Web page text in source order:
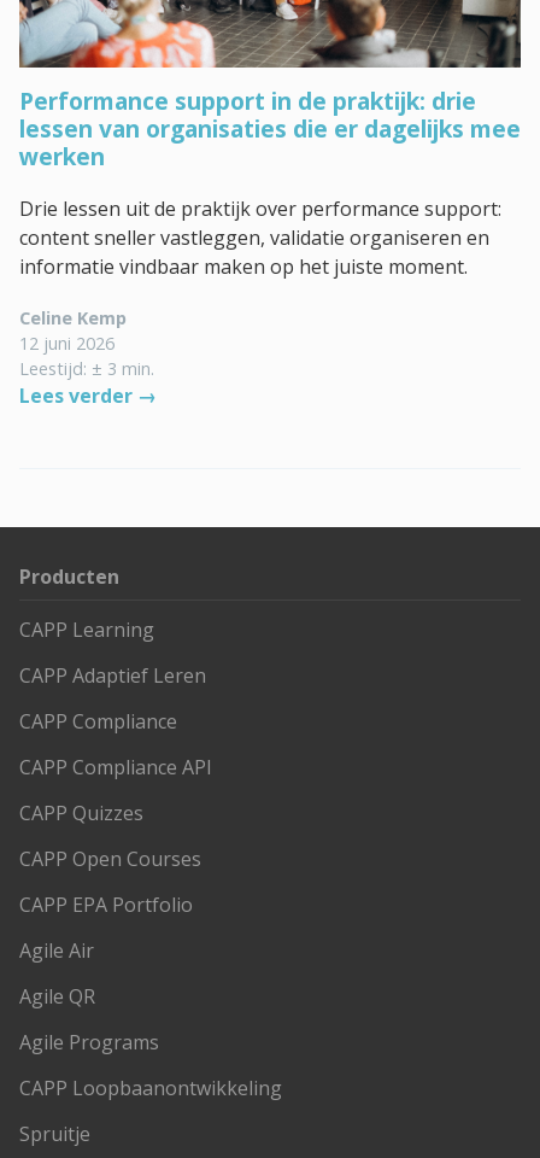
Performance support in de praktijk: drie
lessen van organisaties die er dagelijks mee
werken
Drie lessen uit de praktijk over performance support:
content sneller vastleggen, validatie organiseren en
informatie vindbaar maken op het juiste moment.
Celine Kemp
12 juni 2026
Leestijd: ± 3 min.
Lees verder →
Producten
CAPP Learning
CAPP Adaptief Leren
CAPP Compliance
CAPP Compliance API
CAPP Quizzes
CAPP Open Courses
CAPP EPA Portfolio
Agile Air
Agile QR
Agile Programs
CAPP Loopbaanontwikkeling
Spruitje